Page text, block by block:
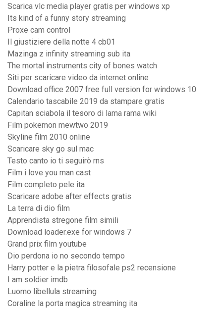
Scarica vlc media player gratis per windows xp
Its kind of a funny story streaming
Proxe cam control
Il giustiziere della notte 4 cb01
Mazinga z infinity streaming sub ita
The mortal instruments city of bones watch
Siti per scaricare video da internet online
Download office 2007 free full version for windows 10
Calendario tascabile 2019 da stampare gratis
Capitan sciabola il tesoro di lama rama wiki
Film pokemon mewtwo 2019
Skyline film 2010 online
Scaricare sky go sul mac
Testo canto io ti seguirò rns
Film i love you man cast
Film completo pele ita
Scaricare adobe after effects gratis
La terra di dio film
Apprendista stregone film simili
Download loader.exe for windows 7
Grand prix film youtube
Dio perdona io no secondo tempo
Harry potter e la pietra filosofale ps2 recensione
I am soldier imdb
Luomo libellula streaming
Coraline la porta magica streaming ita